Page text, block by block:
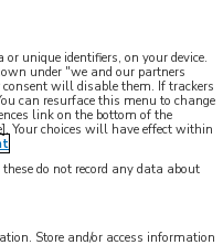
unique identifiers, on your device.
under "we and our partners
will disable them. If trackers
can resurface this menu to change
link on the bottom of the
Your choices will have effect within
do not record any data about
Store and/or access information